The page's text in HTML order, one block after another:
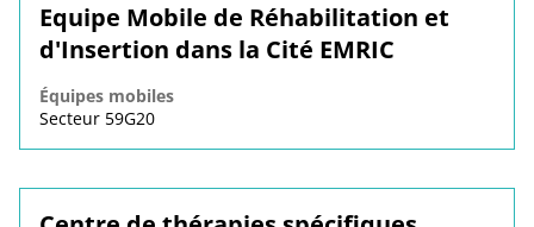
Equipe Mobile de Réhabilitation et
d'Insertion dans la Cité EMRIC
Équipes mobiles
Secteur 59G20